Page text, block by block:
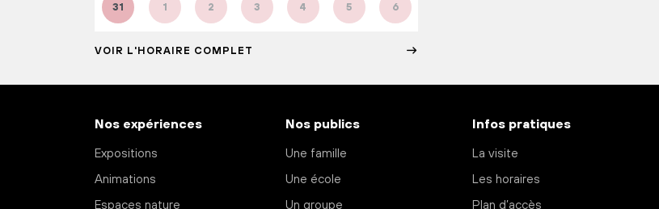
31 1 2 3 4 5 6
VOIR L'HORAIRE COMPLET
Nos expériences
Expositions
Animations
Espaces nature
Nos publics
Une famille
Une école
Un groupe
Infos pratiques
La visite
Les horaires
Plan d’accès